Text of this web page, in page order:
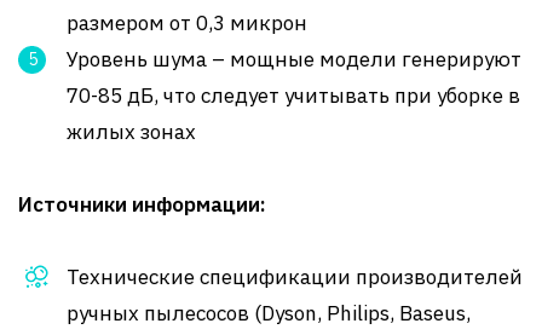
размером от 0,3 микрон
Уровень шума – мощные модели генерируют
70-85 дБ, что следует учитывать при уборке в
жилых зонах
Источники информации:
Технические спецификации производителей
ручных пылесосов (Dyson, Philips, Baseus,